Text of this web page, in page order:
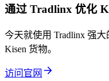
通过 Tradlinx 优化
今天就使用 Tradlinx 强
Kisen 货物。
访问官网